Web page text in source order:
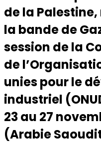
de la
la bande de
session de la
de
unies pour le
industriel
23 au 27
(Arabie